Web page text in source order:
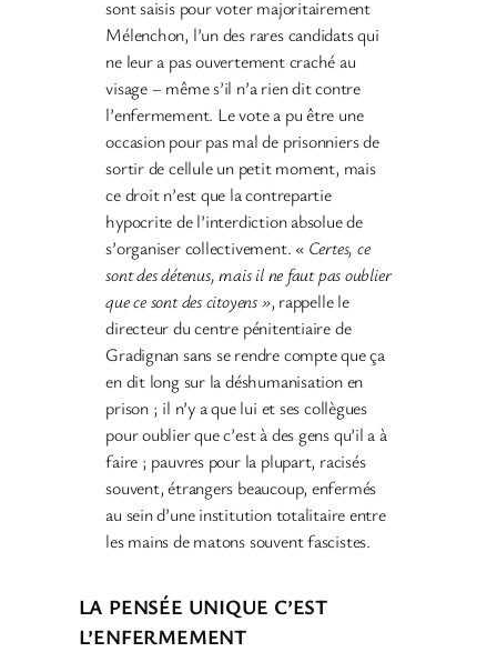
sont saisis pour voter majoritairement
Mélenchon, l’un des rares candidats qui
ne leur a pas ouvertement craché au
visage – même s’il n’a rien dit contre
l’enfermement. Le vote a pu être une
occasion pour pas mal de prisonniers de
sortir de cellule un petit moment, mais
ce droit n’est que la contrepartie
hypocrite de l’interdiction absolue de
s’organiser collectivement. « Certes, ce
sont des détenus, mais il ne faut pas oublier
que ce sont des citoyens », rappelle le
directeur du centre pénitentiaire de
Gradignan sans se rendre compte que ça
en dit long sur la déshumanisation en
prison ; il n’y a que lui et ses collègues
pour oublier que c’est à des gens qu’il a à
faire ; pauvres pour la plupart, racisés
souvent, étrangers beaucoup, enfermés
au sein d’une institution totalitaire entre
les mains de matons souvent fascistes.
LA PENSÉE UNIQUE C’EST
L’ENFERMEMENT